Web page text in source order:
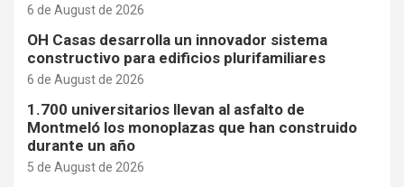
6 de August de 2026
OH Casas desarrolla un innovador sistema
constructivo para edificios plurifamiliares
6 de August de 2026
1.700 universitarios llevan al asfalto de
Montmeló los monoplazas que han construido
durante un año
5 de August de 2026